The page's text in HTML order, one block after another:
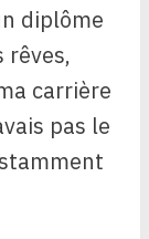
diplôme
rêves,
carrière
pas le